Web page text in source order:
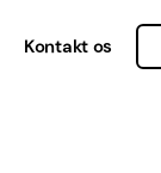
Kontakt os